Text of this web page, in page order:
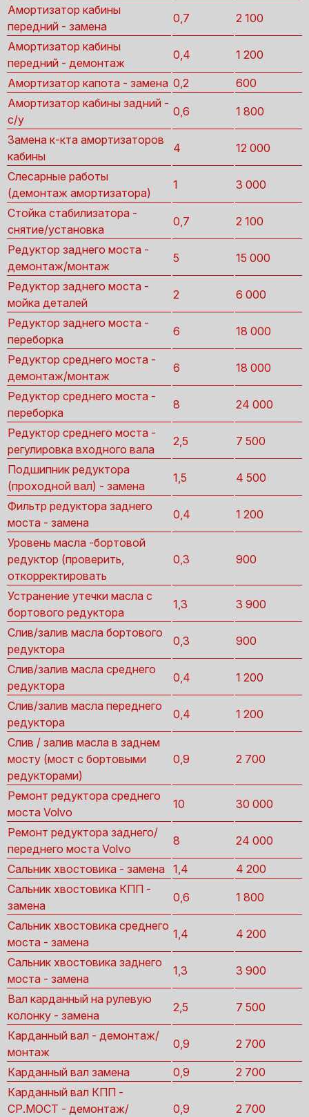
Амортизатор кабины
передний - замена
0,7 2 100
Амортизатор кабины
передний - демонтаж
0,4 1 200
Амортизатор капота - замена 0,2
600
Амортизатор кабины задний -
с/у
0,6 1 800
Замена к-кта амортизаторов
кабины
4 12 000
Слесарные работы
(демонтаж амортизатора)
1 3 000
Стойка стабилизатора -
снятие/установка
0,7 2 100
Редуктор заднего моста -
демонтаж/монтаж
5 15 000
Редуктор заднего моста -
мойка деталей
2 6 000
Редуктор заднего моста -
переборка
6 18 000
Редуктор среднего моста -
демонтаж/монтаж
6 18 000
Редуктор среднего моста -
переборка
8 24 000
Редуктор среднего моста -
регулировка входного вала
2,5 7 500
Подшипник редуктора
(проходной вал) - замена
1,5 4 500
Фильтр редуктора заднего
моста - замена
0,4 1 200
Уровень масла -бортовой
редуктор (проверить,
откорректировать
0,3 900
Устранение утечки масла с
бортового редуктора
1,3 3 900
Слив/залив масла бортового
редуктора
0,3 900
Слив/залив масла среднего
редуктора
0,4 1 200
Слив/залив масла переднего
редуктора
0,4 1 200
Слив / залив масла в заднем
мосту (мост с бортовыми
редукторами)
0,9 2 700
Ремонт редуктора среднего
моста Volvo
10 30 000
Ремонт редуктора заднего/
переднего моста Volvo
8 24 000
Сальник хвостовика - замена 1,4
4 200
Сальник хвостовика КПП -
замена
0,6 1 800
Сальник хвостовика среднего
моста - замена
1,4 4 200
Сальник хвостовика заднего
моста - замена
1,3 3 900
Вал карданный на рулевую
колонку - замена
2,5 7 500
Карданный вал - демонтаж/
монтаж
0,9 2 700
Карданный вал замена 0,9
2 700
Карданный вал КПП -
СР.МОСТ - демонтаж/
0,9 2 700